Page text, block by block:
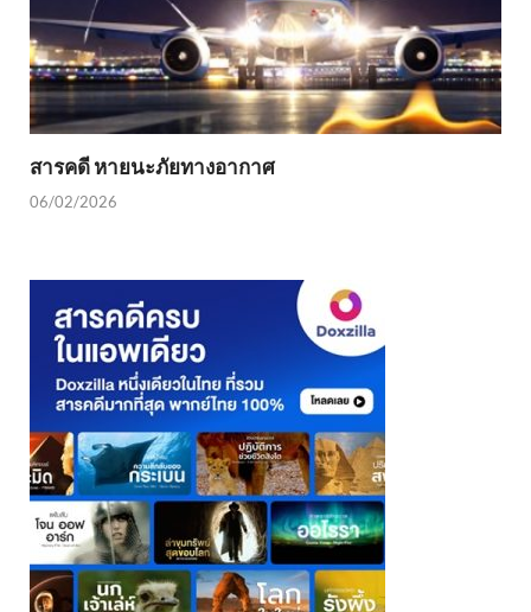
สารคดี หายนะภัยทางอากาศ
06/02/2026